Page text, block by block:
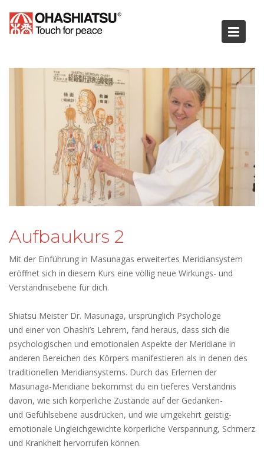
content
Aufbaukurs 2
Mit der Einführung in Masunagas erweitertes Meridiansystem
eröffnet sich in diesem Kurs eine völlig neue Wirkungs- und
Verständnisebene für dich.
Shiatsu Meister Dr. Masunaga, ursprünglich Psychologe
und einer von Ohashi’s Lehrern, fand heraus, dass sich die
psychologischen und emotionalen Aspekte der Meridiane in
anderen Bereichen des Körpers manifestieren als in denen des
traditionellen Meridiansystems. Durch das Erlernen der
Masunaga-Meridiane bekommst du ein tieferes Verständnis
davon, wie sich körperliche Zustände auf der Gedanken-
und Gefühlsebene ausdrücken, und wie umgekehrt geistig-
emotionale Ungleichgewichte körperliche Verspannung, Schmerz
und Krankheit hervorrufen können.